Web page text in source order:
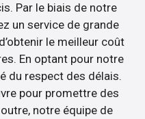
Par le biais de notre
un service de grande
le meilleur coût
En optant pour notre
du respect des délais.
pour promettre des
notre équipe de